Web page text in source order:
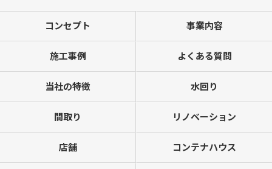
コンセプト 事業内容
施工事例 よくある質問
当社の特徴 水回り
間取り リノベーション
店舗 コンテナハウス